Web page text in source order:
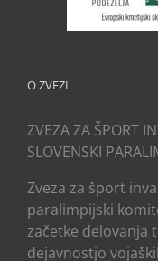
O ZVEZI
ZVEZA ZA ŠPORT
SLOVENSKI
Zveza za šport
paralimpijski
začetke delovanja
dejavnostjo